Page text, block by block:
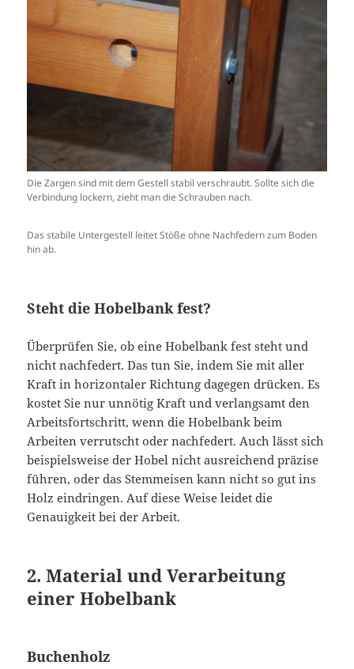
Die Zargen sind mit dem Gestell stabil verschraubt. Sollte sich die
Verbindung lockern, zieht man die Schrauben nach.
Das stabile Untergestell leitet Stöße ohne Nachfedern zum Boden
hin ab.
Steht die Hobelbank fest?
Überprüfen Sie, ob eine Hobelbank fest steht und
nicht nachfedert. Das tun Sie, indem Sie mit aller
Kraft in horizontaler Richtung dagegen drücken. Es
kostet Sie nur unnötig Kraft und verlangsamt den
Arbeitsfortschritt, wenn die Hobelbank beim
Arbeiten verrutscht oder nachfedert. Auch lässt sich
beispielsweise der Hobel nicht ausreichend präzise
führen, oder das Stemmeisen kann nicht so gut ins
Holz eindringen. Auf diese Weise leidet die
Genauigkeit bei der Arbeit.
2. Material und Verarbeitung
einer Hobelbank
Buchenholz